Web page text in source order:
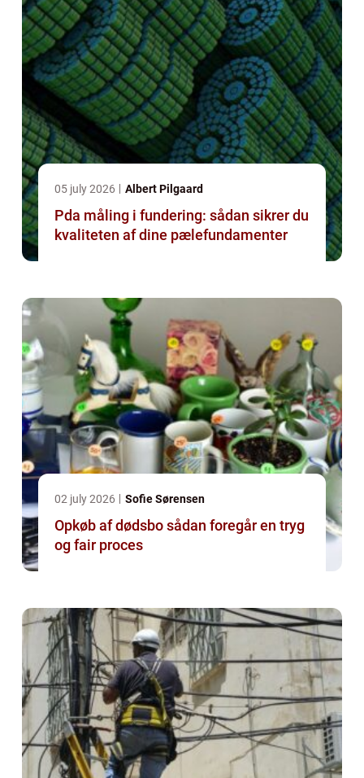
05 july 2026 Albert Pilgaard
Pda måling i fundering: sådan sikrer du
kvaliteten af dine pælefundamenter
02 july 2026 Sofie Sørensen
Opkøb af dødsbo sådan foregår en tryg
og fair proces